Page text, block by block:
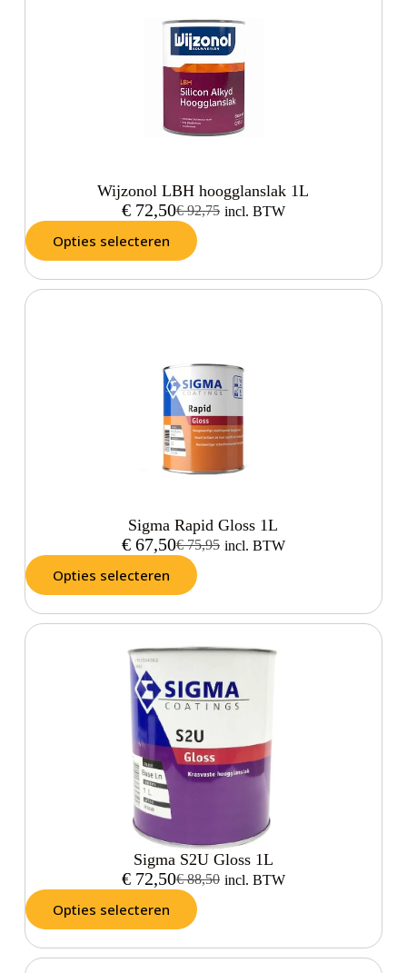
Wijzonol LBH hoogglanslak 1L
€92,75
€72,50 incl. BTW
Opties selecteren
Sigma Rapid Gloss 1L
€75,95
€67,50 incl. BTW
Opties selecteren
Sigma S2U Gloss 1L
€88,50
€72,50 incl. BTW
Opties selecteren